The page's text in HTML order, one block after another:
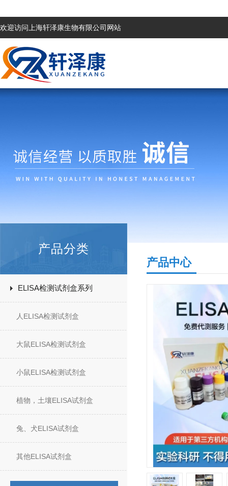
欢迎访问上海轩泽康生物有限公司网站
产品分类
ELISA检测试剂盒系列
人ELISA检测试剂盒
大鼠ELISA检测试剂盒
小鼠ELISA检测试剂盒
植物，土壤ELISA试剂盒
兔、犬ELISA试剂盒
其他ELISA试剂盒
产品中心